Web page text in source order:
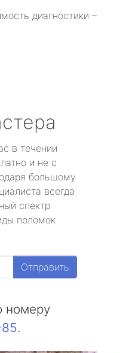
диагностики –
в течении
и не с
большому
всегда
спектр
поломок
Отправить
номеру
.